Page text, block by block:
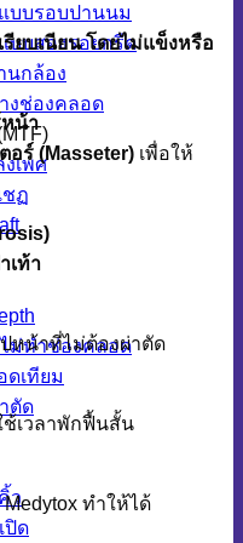
บบรอบปานนม
บบสองรอยกรีด
นกล้อง
งช่องคลอด
เพศ
ชฏ
ม่ทำช่องคลอด
ดเทียม
ตัด
ว
ปิด
ยบเนียน โดยไม่แข็งหรือ
น้า
อร์ (Masseter) เพื่อให้
เท้า
หน้าที่ไม่ต้องผ่าตัด
ช้เวลาพักฟื้นสั้น
ทำให้ได้